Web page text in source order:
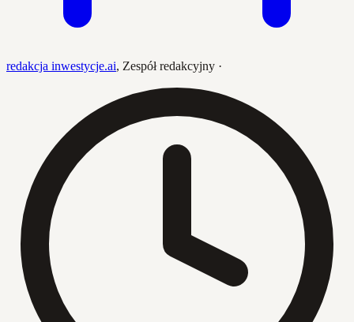
redakcja inwestycje.ai, Zespół redakcyjny ·